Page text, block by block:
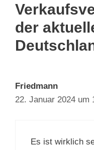
der
Friedmann
22. Januar 2024 um
Es ist wirklich